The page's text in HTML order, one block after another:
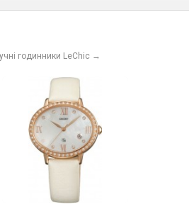
годинники LeChic →